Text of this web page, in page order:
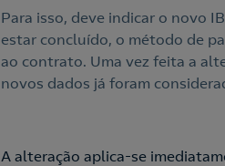
Para isso, deve indicar o novo
estar concluído, o método de
ao contrato. Uma vez feita a
novos dados já foram
A alteração aplica-se